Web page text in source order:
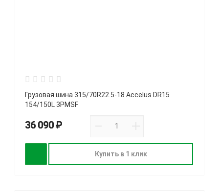
Грузовая шина 315/70R22.5-18 Accelus DR15
154/150L 3PMSF
36 090 ₽
Купить в 1 клик